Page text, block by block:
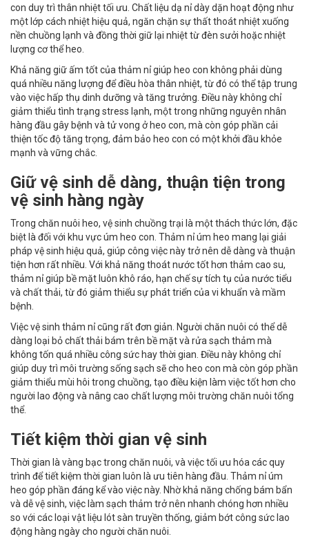
con duy trì thân nhiệt tối ưu. Chất liệu dạ nỉ dày dặn hoạt động như
một lớp cách nhiệt hiệu quả, ngăn chặn sự thất thoát nhiệt xuống
nền chuồng lạnh và đồng thời giữ lại nhiệt từ đèn sưởi hoặc nhiệt
lượng cơ thể heo.
Khả năng giữ ấm tốt của thảm nỉ giúp heo con không phải dùng
quá nhiều năng lượng để điều hòa thân nhiệt, từ đó có thể tập trung
vào việc hấp thụ dinh dưỡng và tăng trưởng. Điều này không chỉ
giảm thiểu tình trạng stress lạnh, một trong những nguyên nhân
hàng đầu gây bệnh và tử vong ở heo con, mà còn góp phần cải
thiện tốc độ tăng trọng, đảm bảo heo con có một khởi đầu khỏe
mạnh và vững chắc.
Giữ vệ sinh dễ dàng, thuận tiện trong
vệ sinh hàng ngày
Trong chăn nuôi heo, vệ sinh chuồng trại là một thách thức lớn, đặc
biệt là đối với khu vực úm heo con. Thảm nỉ úm heo mang lại giải
pháp vệ sinh hiệu quả, giúp công việc này trở nên dễ dàng và thuận
tiện hơn rất nhiều. Với khả năng thoát nước tốt hơn thảm cao su,
thảm nỉ giúp bề mặt luôn khô ráo, hạn chế sự tích tụ của nước tiểu
và chất thải, từ đó giảm thiểu sự phát triển của vi khuẩn và mầm
bệnh.
Việc vệ sinh thảm nỉ cũng rất đơn giản. Người chăn nuôi có thể dễ
dàng loại bỏ chất thải bám trên bề mặt và rửa sạch thảm mà
không tốn quá nhiều công sức hay thời gian. Điều này không chỉ
giúp duy trì môi trường sống sạch sẽ cho heo con mà còn góp phần
giảm thiểu mùi hôi trong chuồng, tạo điều kiện làm việc tốt hơn cho
người lao động và nâng cao chất lượng môi trường chăn nuôi tổng
thể.
Tiết kiệm thời gian vệ sinh
Thời gian là vàng bạc trong chăn nuôi, và việc tối ưu hóa các quy
trình để tiết kiệm thời gian luôn là ưu tiên hàng đầu. Thảm nỉ úm
heo góp phần đáng kể vào việc này. Nhờ khả năng chống bám bẩn
và dễ vệ sinh, việc làm sạch thảm trở nên nhanh chóng hơn nhiều
so với các loại vật liệu lót sàn truyền thống, giảm bớt công sức lao
động hàng ngày cho người chăn nuôi.